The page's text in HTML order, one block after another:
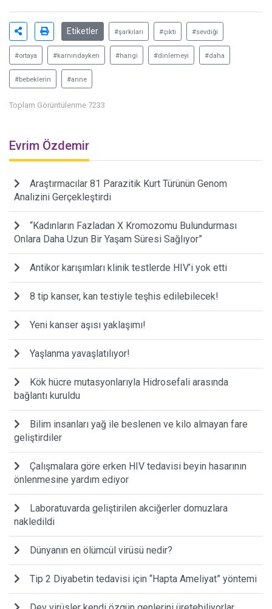
Etiketler #şarkıları #çıktı #sevdiği
#ortaya #karnındayken #hangi #dinlemeyi #daha
#bebeklerin #anne
Toplam Görüntülenme 7233
Evrim Özdemir
Araştırmacılar 81 Parazitik Kurt Türünün Genom
Analizini Gerçekleştirdi
“Kadınların Fazladan X Kromozomu Bulundurması
Onlara Daha Uzun Bir Yaşam Süresi Sağlıyor”
Antikor karışımları klinik testlerde HIV’i yok etti
8 tip kanser, kan testiyle teşhis edilebilecek!
Yeni kanser aşısı yaklaşımı!
Yaşlanma yavaşlatılıyor!
Kök hücre mutasyonlarıyla Hidrosefali arasında
bağlantı kuruldu
Bilim insanları yağ ile beslenen ve kilo almayan fare
geliştirdiler
Çalışmalara göre erken HIV tedavisi beyin hasarının
önlenmesine yardım ediyor
Laboratuvarda geliştirilen akciğerler domuzlara
nakledildi
Dünyanın en ölümcül virüsü nedir?
Tip 2 Diyabetin tedavisi için “Hapta Ameliyat” yöntemi